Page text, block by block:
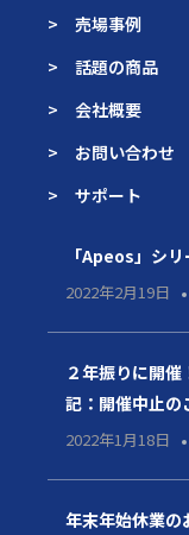
> 売場事例
> 話題の商品
> 会社概要
> お問い合わせ
> サポート
「Apeos」シ
2022年2月19日
２年振りに開
記：開催中止の
2022年1月18日
年末年始休業の